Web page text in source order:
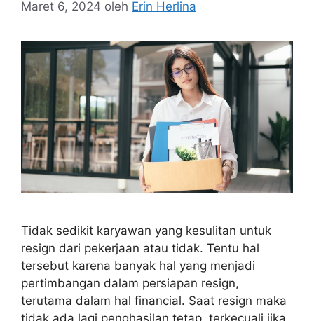
Maret 6, 2024 oleh Erin Herlina
Tidak sedikit karyawan yang kesulitan untuk
resign dari pekerjaan atau tidak. Tentu hal
tersebut karena banyak hal yang menjadi
pertimbangan dalam persiapan resign,
terutama dalam hal financial. Saat resign maka